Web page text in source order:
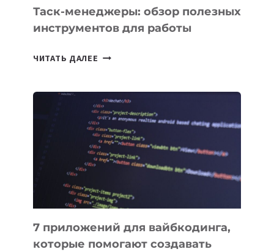
СЕГОДНЯ
Таск-менеджеры: обзор полезных
инструментов для работы
ЧИТАТЬ ДАЛЕЕ ТАСК-
ПОЛЕЗНЫХ
ИНСТРУМЕНТОВ
ДЛЯ
РАБОТЫ
7 приложений для вайбкодинга,
которые помогают создавать